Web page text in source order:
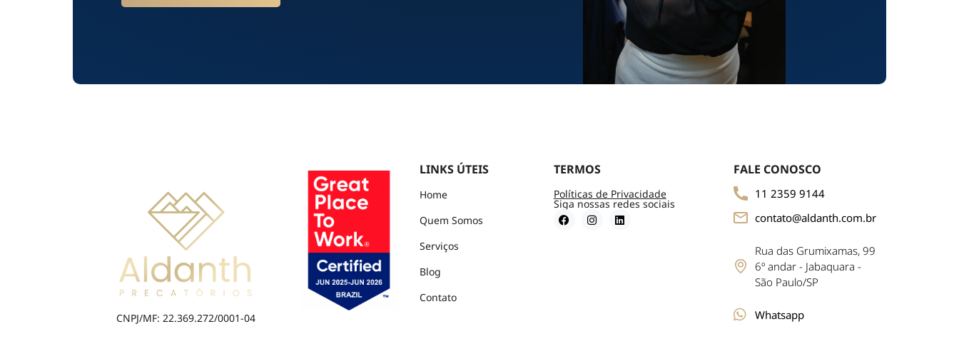
CNPJ/MF: 22.369.272/0001-04
LINKS ÚTEIS
Home
Quem Somos
Serviços
Blog
Contato
TERMOS
Políticas de Privacidade
Siga nossas redes sociais
FALE CONOSCO
11 2359 9144
contato@aldanth.com.br
Rua das Grumixamas, 99
6º andar - Jabaquara -
São Paulo/SP
Whatsapp